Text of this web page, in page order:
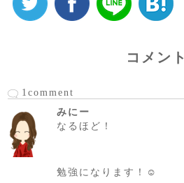
コメント
1comment
みにー
なるほど！
勉強になります！☺️